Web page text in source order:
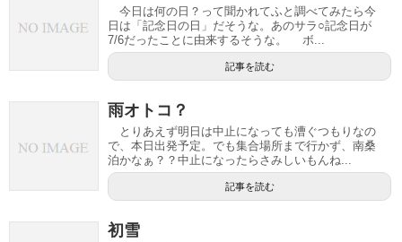
今日は何の日？って聞かれてふと調べてみたら今
日は「記念日の日」だそうな。あのサラ○記念日が
7/6だったことに由来するそうな。 ボ...
記事を読む
雨オトコ？
とりあえず明日は中止になっても漕ぐつもりなの
で、本日出発予定。でも集合場所まで行かず、南桑
泊かなぁ？？中止になったらさみしいもんね...
記事を読む
初雪